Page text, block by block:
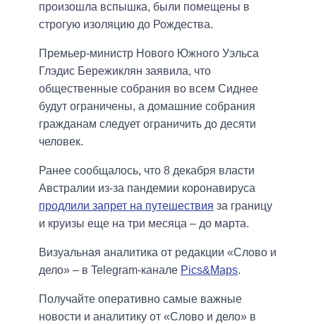
произошла вспышка, были помещены в
строгую изоляцию до Рождества.
Премьер-министр Нового Южного Уэльса
Глэдис Бережиклян заявила, что
общественные собрания во всем Сиднее
будут ограничены, а домашние собрания
гражданам следует ограничить до десяти
человек.
Ранее сообщалось, что 8 декабря власти
Австралии из-за пандемии коронавируса
продлили запрет на путешествия за границу
и круизы еще на три месяца – до марта.
Визуальная аналитика от редакции «Слово и
дело» – в Telegram-канале Pics&Maps.
Получайте оперативно самые важные
новости и аналитику от «Слово и дело» в